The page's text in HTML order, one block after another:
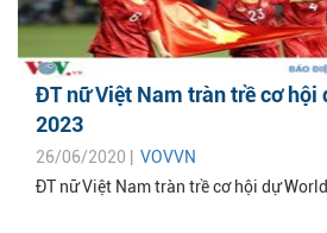
ĐT nữ Việt Nam tràn trề cơ hội
2023
26/06/2020 | VOVVN
ĐT nữ Việt Nam tràn trề cơ hội dự